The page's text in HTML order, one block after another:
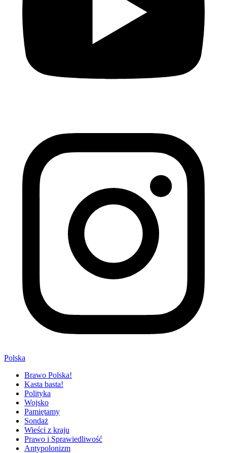
Polska
Brawo Polska!
Kasta basta!
Polityka
Wojsko
Pamiętamy
Sondaż
Wieści z kraju
Prawo i Sprawiedliwość
Antypolonizm